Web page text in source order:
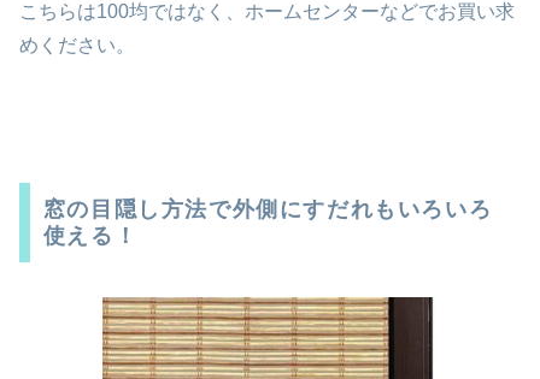
こちらは100均ではなく、ホームセンターなどでお買い求
めください。
窓の目隠し方法で外側にすだれもいろいろ
使える！